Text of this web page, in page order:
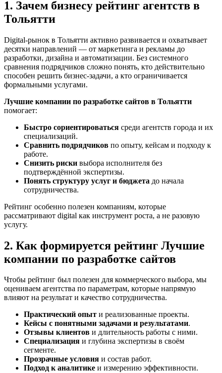
1. Зачем бизнесу рейтинг агентств в
Тольятти
Digital-рынок в Тольятти активно развивается и охватывает
десятки направлений — от маркетинга и рекламы до
разработки, дизайна и автоматизации. Без системного
сравнения подрядчиков сложно понять, кто действительно
способен решить бизнес-задачи, а кто ограничивается
формальными услугами.
Лучшие компании по разработке сайтов в Тольятти
помогает:
Быстро сориентироваться среди агентств города и их
специализаций.
Сравнить подрядчиков по опыту, кейсам и подходу к
работе.
Снизить риски выбора исполнителя без
подтверждённой экспертизы.
Понять структуру услуг и бюджета до начала
сотрудничества.
Рейтинг особенно полезен компаниям, которые
рассматривают digital как инструмент роста, а не разовую
услугу.
2. Как формируется рейтинг Лучшие
компании по разработке сайтов
Чтобы рейтинг был полезен для коммерческого выбора, мы
оцениваем агентства по параметрам, которые напрямую
влияют на результат и качество сотрудничества.
Практический опыт и реализованные проекты.
Кейсы с понятными задачами и результатами.
Отзывы клиентов и длительность работы с ними.
Специализация и глубина экспертизы в своём
сегменте.
Прозрачные условия и состав работ.
Подход к аналитике и измерению эффективности.